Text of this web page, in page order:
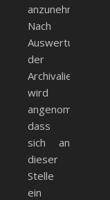
anzunehmen.
Nach
Auswertung
der
Archivalien
wird
angenommen,
dass
sich an
dieser
Stelle
ein